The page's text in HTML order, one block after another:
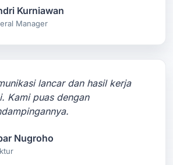
Kurniawan
Manager
lancar dan hasil kerja
Kami puas dengan
Nugroho